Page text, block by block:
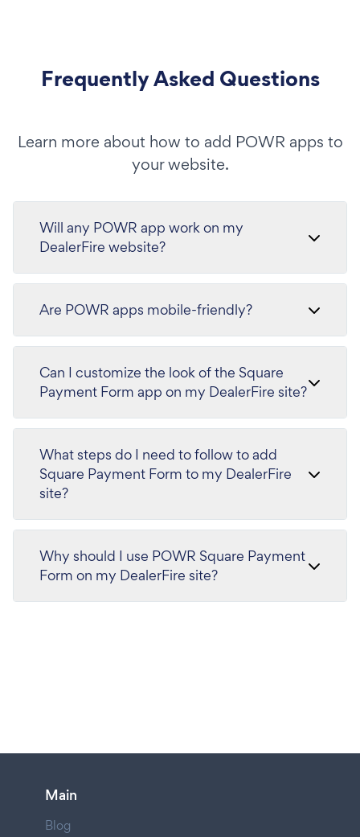
Frequently Asked Questions
Learn more about how to add POWR apps to
your website.
Will any POWR app work on my
DealerFire website?
Are POWR apps mobile-friendly?
Can I customize the look of the Square
Payment Form app on my DealerFire site?
What steps do I need to follow to add
Square Payment Form to my DealerFire
site?
Why should I use POWR Square Payment
Form on my DealerFire site?
Main
Blog